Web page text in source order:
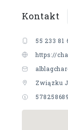
Kontakt
55 233 81
https://
Związku